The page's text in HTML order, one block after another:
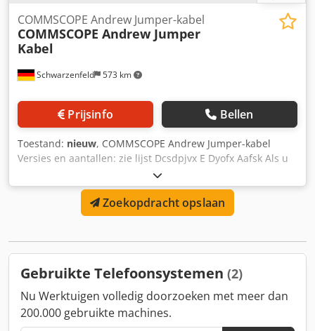
Schwarzenfeld 573 km
COMMSCOPE Andrew Jumper-kabel
COMMSCOPE Andrew Jumper
Kabel
Prijsinfo Bellen
Toestand: nieuw, COMMSCOPE Andrew Jumper-kabel
Versies en aantallen: zie lijst Dcsdpjvx E Dyofx Aafsk Als u
geïnteresseerd bent in de gehele voorraad (1814 stuks) Wij
doen u graag een aanbod.
Zoekopdracht opslaan
Gebruikte Telefoonsystemen (2)
Nu Werktuigen volledig doorzoeken met meer dan
200.000 gebruikte machines.